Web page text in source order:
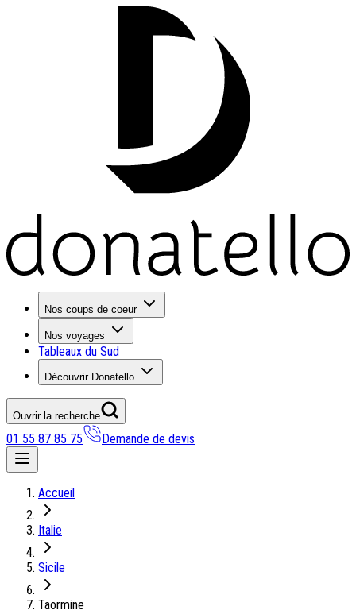
Nos coups de coeur
Nos voyages
Tableaux du Sud
Découvrir Donatello
Ouvrir la recherche
01 55 87 85 75 Demande de devis
Nos coups de coeur
On adore
Accueil
Italie
Sicile
Taormine